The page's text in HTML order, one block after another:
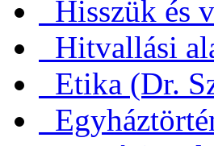
Hisszük és
Hitvallási
Etika (Dr.